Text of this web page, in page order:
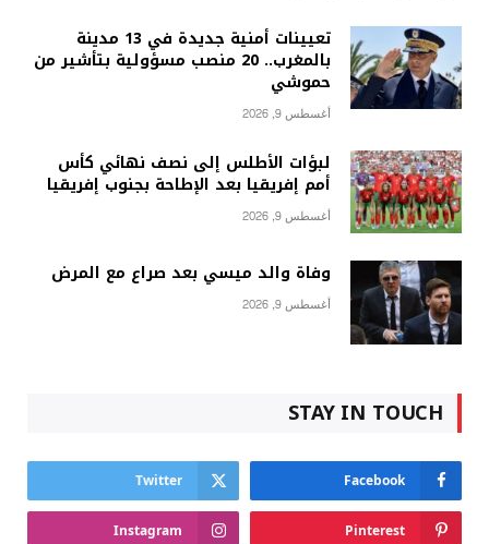
تعيينات أمنية جديدة في 13 مدينة
بالمغرب.. 20 منصب مسؤولية بتأشير من
حموشي
أغسطس 9, 2026
لبؤات الأطلس إلى نصف نهائي كأس
أمم إفريقيا بعد الإطاحة بجنوب إفريقيا
أغسطس 9, 2026
وفاة والد ميسي بعد صراع مع المرض
أغسطس 9, 2026
STAY IN TOUCH
Facebook
Twitter
Pinterest
Instagram